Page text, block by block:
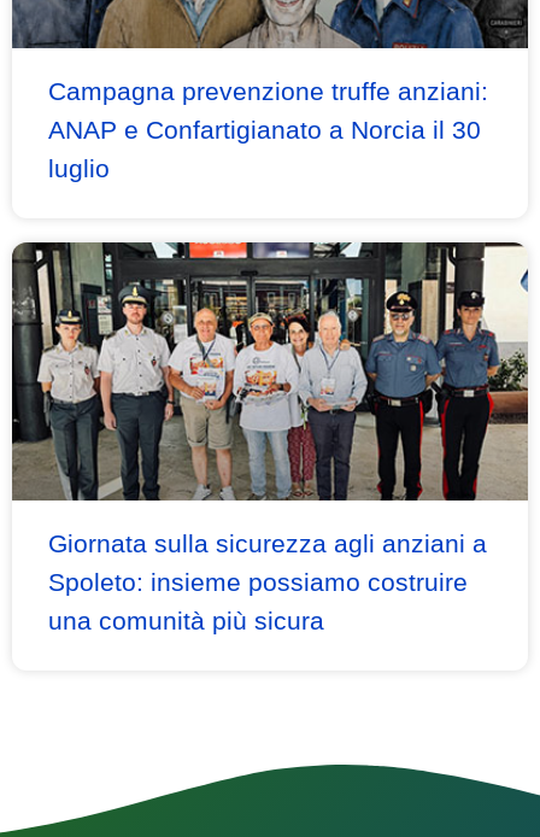
Campagna prevenzione truffe anziani:
ANAP e Confartigianato a Norcia il 30
luglio
Giornata sulla sicurezza agli anziani a
Spoleto: insieme possiamo costruire
una comunità più sicura